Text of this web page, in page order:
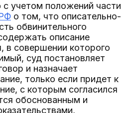
с учетом положений части
о том, что описательно-
обвинительного
описание
в совершении которого
суд постановляет
и назначает
только если придет к
с которым согласился
обоснованным и